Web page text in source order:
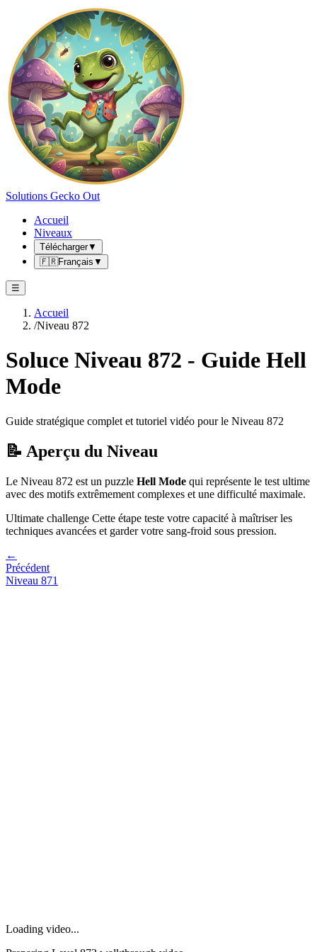
Solutions Gecko Out
Accueil
Niveaux
Télécharger▼
🇫🇷Français ▼
☰
Accueil
/Niveau 872
Soluce Niveau 872 - Guide Hell
Mode
Guide stratégique complet et tutoriel vidéo pour le Niveau 872
📝 Aperçu du Niveau
Le Niveau 872 est un puzzle Hell Mode qui représente le test ultime
avec des motifs extrêmement complexes et une difficulté maximale.
Ultimate challenge Cette étape teste votre capacité à maîtriser les
techniques avancées et garder votre sang-froid sous pression.
←
Précédent
Niveau 871
Loading video...